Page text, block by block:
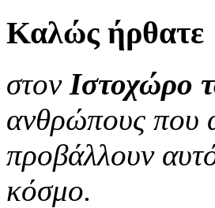
Καλώς ήρθατε
στον Ιστοχώρο
ανθρώπους που
προβάλλουν
κόσμο.